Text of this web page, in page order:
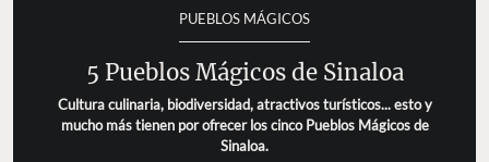
PUEBLOS MÁGICOS
5 Pueblos Mágicos de Sinaloa
Cultura culinaria, biodiversidad, atractivos turísticos...
esto y mucho más tienen por ofrecer los cinco Pueblos
Mágicos de Sinaloa.